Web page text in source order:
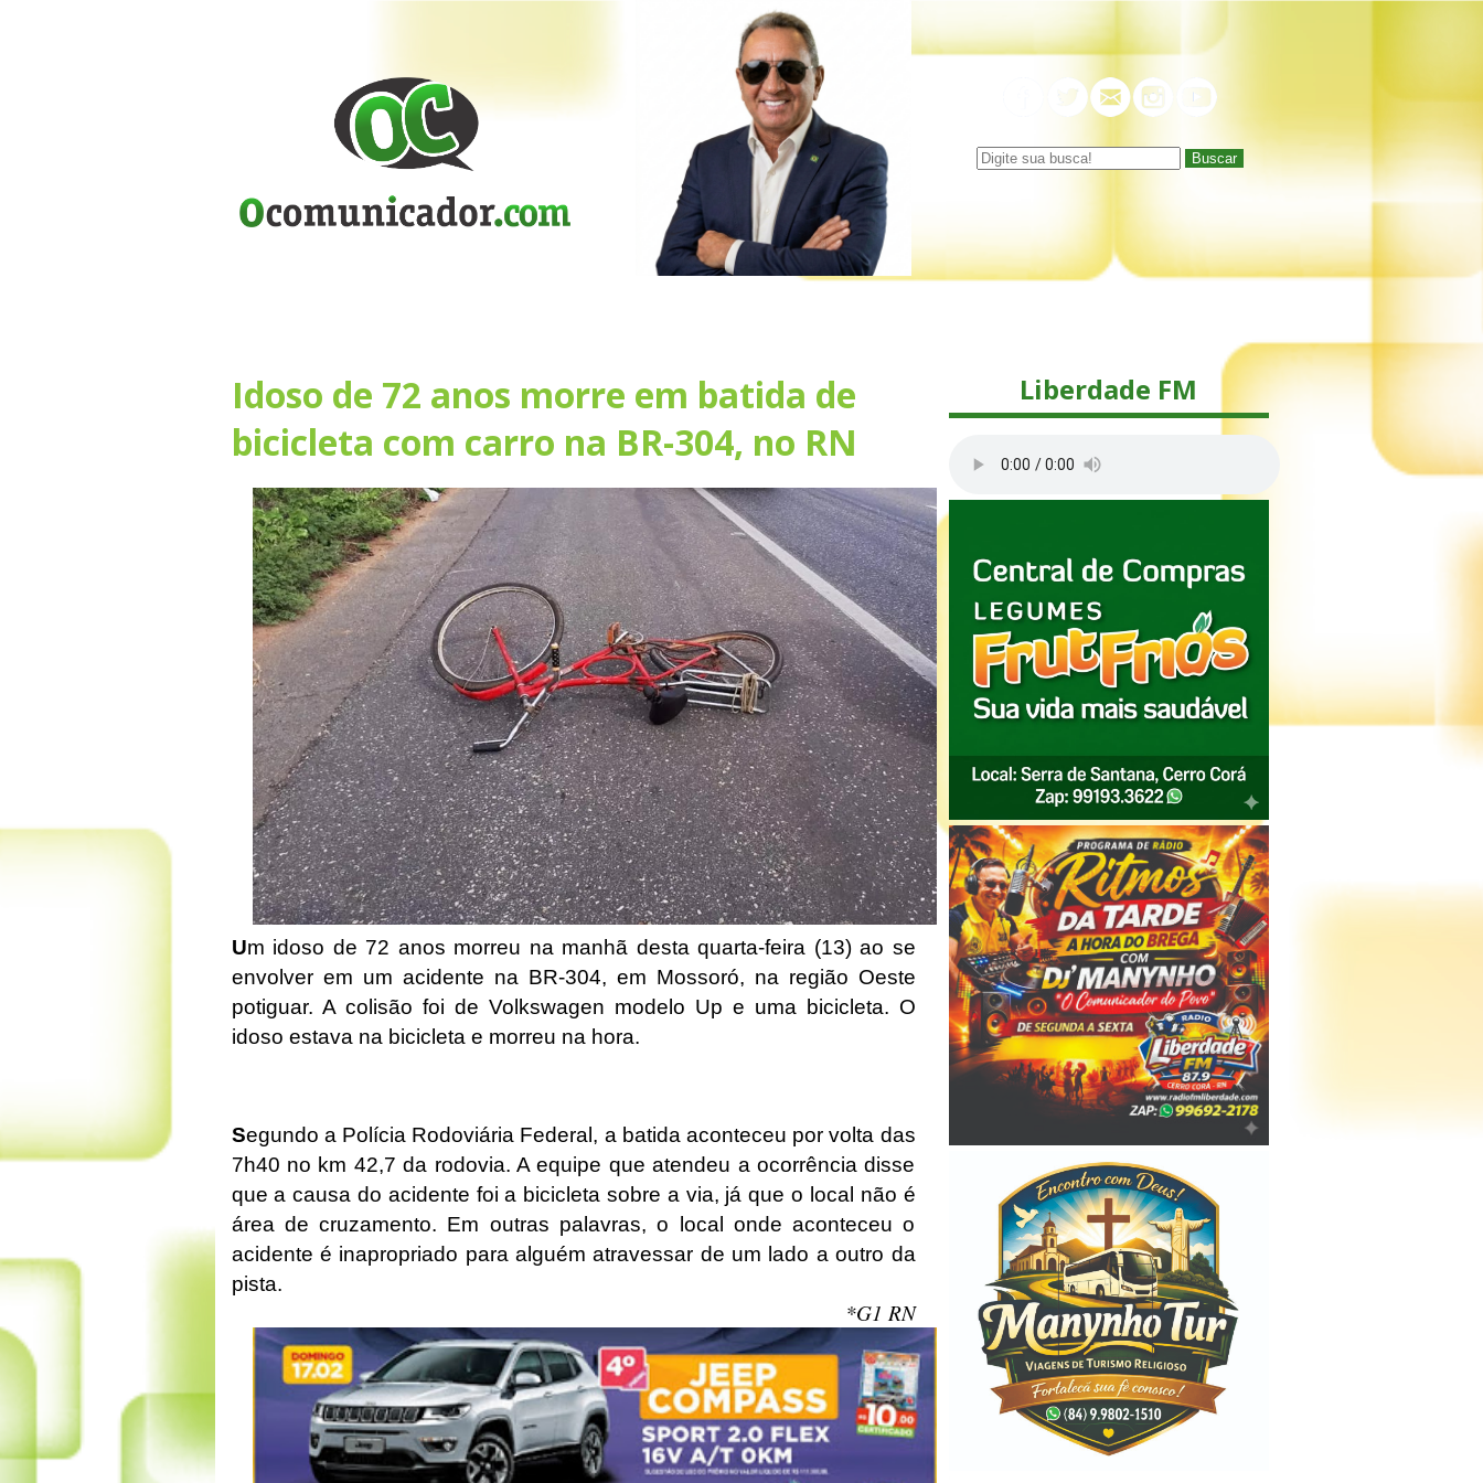
Buscar
Idoso de 72 anos morre em batida de
bicicleta com carro na BR-304, no RN
Um idoso de 72 anos morreu na manhã desta quarta-feira (13) ao se
envolver em um acidente na BR-304, em Mossoró, na região Oeste
potiguar. A colisão foi de Volkswagen modelo Up e uma bicicleta. O
idoso estava na bicicleta e morreu na hora.
Segundo a Polícia Rodoviária Federal, a batida aconteceu por volta das
7h40 no km 42,7 da rodovia. A equipe que atendeu a ocorrência disse
que a causa do acidente foi a bicicleta sobre a via, já que o local não é
área de cruzamento. Em outras palavras, o local onde aconteceu o
acidente é inapropriado para alguém atravessar de um lado a outro da
pista.
*G1 RN
Liberdade FM